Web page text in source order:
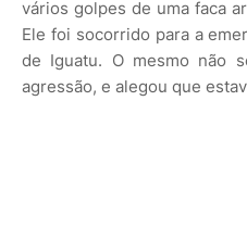
vários golpes de uma faca
Ele foi socorrido para a
de Iguatu. O mesmo não
agressão, e alegou que